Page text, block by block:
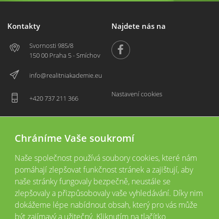
Kontakty
Svornosti 985/8
150 00 Praha 5 - Smíchov
info@realitniakademie.eu
+420 737 211 366
Najdete nás na
Nastavení cookies
2026 © CopyrightVšechna práva vyhrazena
Tyto webové stránky jsou provozovány společností Realitní akademie České
Chráníme Vaše soukromí
Naše společnost používá soubory cookies, které nám
pomáhají zlepšovat funkčnost stránek a zajištují, aby
naše stránky fungovaly bezpečně, neustále se
zlepšovaly a přizpůsobovaly vaše vyhledávání. Díky nim
dokážeme lépe nabídnout obsah, který pro vás může
být zajímavý a užitečný. Kliknutím na tlačítko